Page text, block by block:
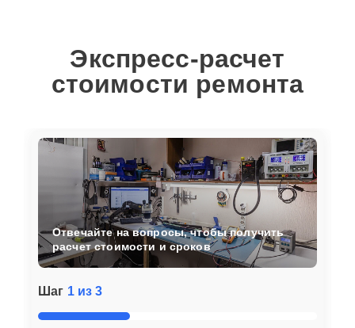
Экспресс-расчет
стоимости ремонта
Шаг 1 из 3
Отвечайте на вопросы, чтобы получить
расчет стоимости и сроков